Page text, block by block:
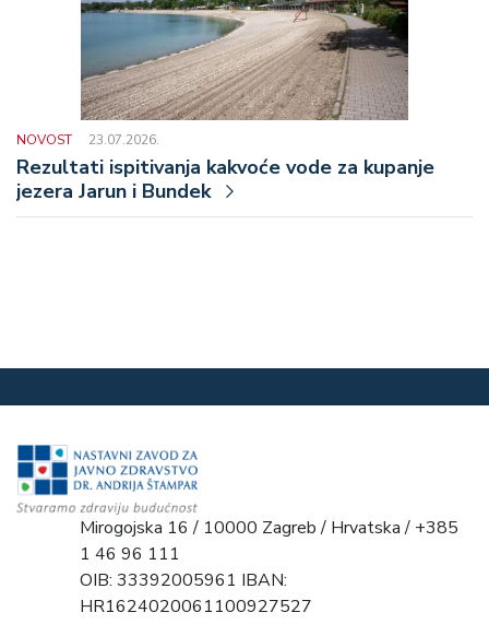
NOVOST 23.07.2026.
Rezultati ispitivanja kakvoće vode za kupanje
jezera Jarun i Bundek
Mirogojska 16 / 10000 Zagreb / Hrvatska / +385
1 46 96 111
OIB: 33392005961 IBAN:
HR1624020061100927527